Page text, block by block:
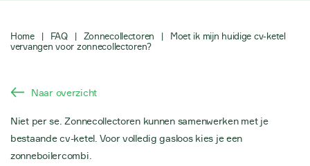
Home | FAQ | Zonnecollectoren |
Moet ik mijn huidige cv-ketel
vervangen voor zonnecollectoren?
Naar overzicht
Niet per se. Zonnecollectoren kunnen samenwerken met je
bestaande cv-ketel. Voor volledig gasloos kies je een
zonneboilercombi.